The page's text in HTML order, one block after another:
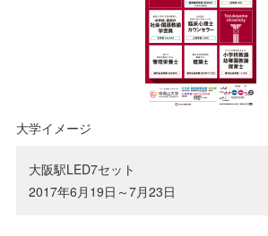
大学イメージ
大阪駅LED7セット
2017年6月19日～7月23日